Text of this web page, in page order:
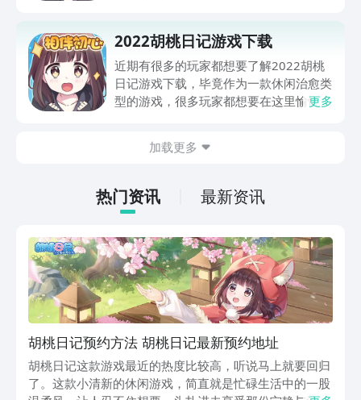
2022胡桃日记游戏下载
近期有很多的玩家都想要了解2022胡桃
日记游戏下载，毕竟作为一款休闲治愈类
型的游戏，很多玩家都想要在这里愉悦自
来看看吧。
更多
加载更多
热门资讯 最新资讯
胡桃日记预约方法 胡桃日记最新预约地址
胡桃日记这款游戏最近的热度比较高，听说马上就要回归
了。这款小清新的休闲游戏，简直就是忙碌生活中的一股